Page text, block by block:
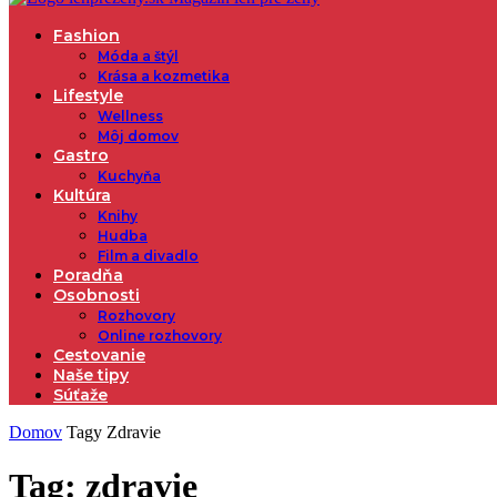
Fashion
Móda a štýl
Krása a kozmetika
Lifestyle
Wellness
Môj domov
Gastro
Kuchyňa
Kultúra
Knihy
Hudba
Film a divadlo
Poradňa
Osobnosti
Rozhovory
Online rozhovory
Cestovanie
Naše tipy
Súťaže
Domov Tagy Zdravie
Tag: zdravie